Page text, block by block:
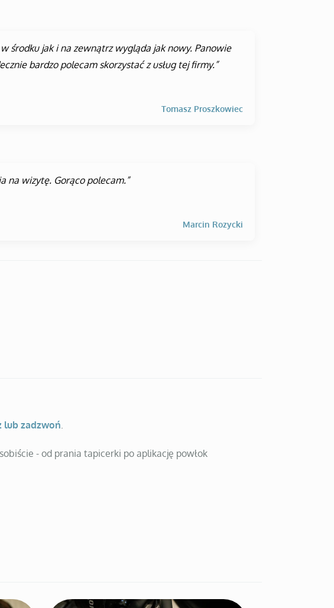
środku jak i na zewnątrz wygląda jak nowy. Panowie
bardzo polecam skorzystać z usług tej firmy.”
Tomasz Proszkowiec
na wizytę. Gorąco polecam.”
Marcin Rozycki
lub zadzwoń
- od prania tapicerki po aplikację powłok